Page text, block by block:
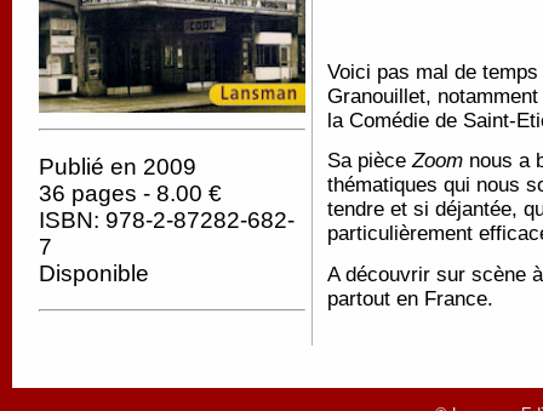
Publié en 2009
36 pages - 8.00 €
ISBN: 978-2-87282-682-
7
Disponible
Voici pas mal de
Granouillet,
la Comédie de Saint-
Sa pièceZoom nous a
thématiques qui nous
tendre et si déjantée,
particulièrement
A découvrir sur scène
partout en France.